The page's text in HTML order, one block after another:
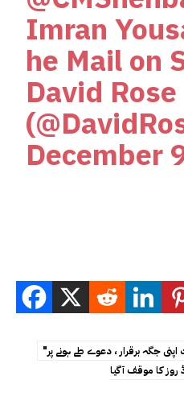
Imran
he Mail on
David Rose
December
"صرف ایک بات پر معافی مانگی، باقی الزامات اپنی جگہ برقرار ، دعوے طے ہونے پر
کا موقف آگیا